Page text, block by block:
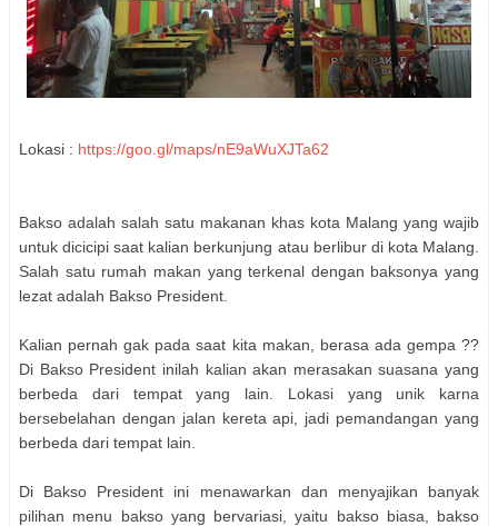
Lokasi : https://goo.gl/maps/nE9aWuXJTa62
Bakso adalah salah satu makanan khas kota Malang yang wajib
untuk dicicipi saat kalian berkunjung atau berlibur di kota Malang.
Salah satu rumah makan yang terkenal dengan baksonya yang
lezat adalah Bakso President.
Kalian pernah gak pada saat kita makan, berasa ada gempa ??
Di Bakso President inilah kalian akan merasakan suasana yang
berbeda dari tempat yang lain. Lokasi yang unik karna
bersebelahan dengan jalan kereta api, jadi pemandangan yang
berbeda dari tempat lain.
Di Bakso President ini menawarkan dan menyajikan banyak
pilihan menu bakso yang bervariasi, yaitu bakso biasa, bakso